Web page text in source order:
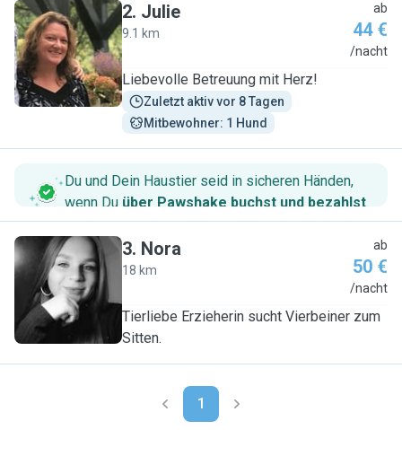
J
2. Julie
9.1 km
ab
44 €
/nacht
Liebevolle Betreuung mit Herz!
Zuletzt aktiv vor 8 Tagen
Mitbewohner: 1 Hund
Du und Dein Haustier seid in sicheren Händen,
wenn Du über Pawshake buchst und bezahlst.
N
3. Nora
18 km
ab
50 €
/nacht
Tierliebe Erzieherin sucht Vierbeiner zum
Sitten.
1